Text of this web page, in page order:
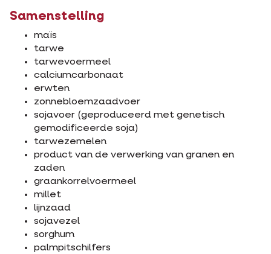
Samenstelling
maïs
tarwe
tarwevoermeel
calciumcarbonaat
erwten
zonnebloemzaadvoer
sojavoer (geproduceerd met genetisch
gemodificeerde soja)
tarwezemelen
product van de verwerking van granen en
zaden
graankorrelvoermeel
millet
lijnzaad
sojavezel
sorghum
palmpitschilfers